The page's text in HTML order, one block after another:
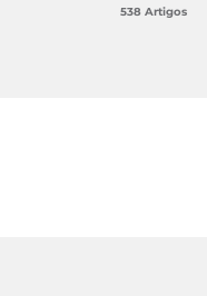
538 Artigos